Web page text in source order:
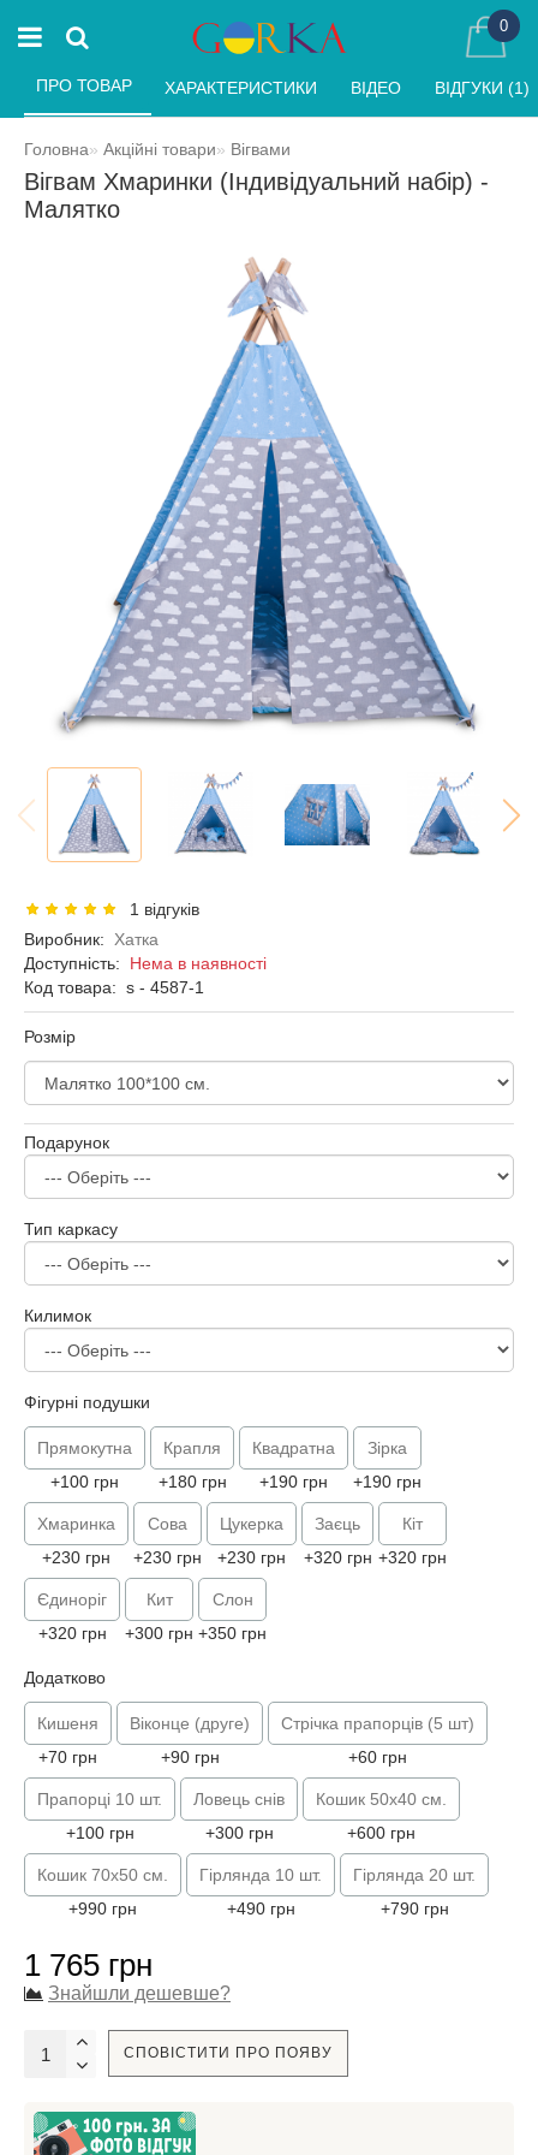
0
Головна Акційні товари Вігвами
Вігвам Хмаринки (Індивідуальний набір) -
Малятко
ПРО ТОВАР ХАРАКТЕРИСТИКИ ВІДЕО ВІДГУКИ (1)
1 відгуків
Виробник:
Хатка
Доступність: Нема в наявності
Код товара: s - 4587-1
Розмір
Подарунок
Тип каркасу
Килимок
Фігурні подушки
Прямокутна
+100 грн
Крапля
+180 грн
Квадратна
+190 грн
Зірка
+190 грн
Хмаринка
+230 грн
Сова
+230 грн
Цукерка
+230 грн
Заєць
+320 грн
Кіт
+320 грн
Єдиноріг
+320 грн
Кит
+300 грн
Слон
+350 грн
Додатково
Кишеня
+70 грн
Віконце (друге)
+90 грн
Стрічка прапорців (5 шт)
+60 грн
Прапорці 10 шт.
+100 грн
Ловець снів
+300 грн
Кошик 50х40 см.
+600 грн
Кошик 70х50 см.
+990 грн
Гірлянда 10 шт.
+490 грн
Гірлянда 20 шт.
+790 грн
1 765 грн
Знайшли дешевше?
СПОВІСТИТИ ПРО ПОЯВУ